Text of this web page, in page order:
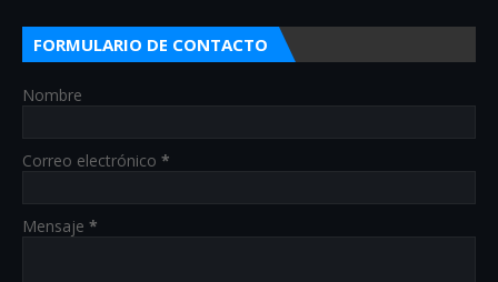
FORMULARIO DE CONTACTO
Nombre
Correo electrónico *
Mensaje *